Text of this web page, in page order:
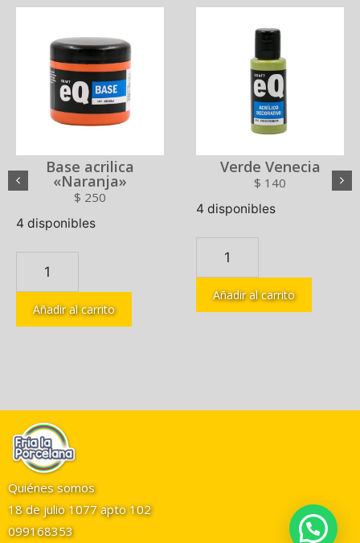
Base acrilica
«Naranja»
$ 250
4 disponibles
Añadir al carrito
Verde Venecia
$ 140
4 disponibles
Añadir al carrito
Quiénes somos
18 de julio 1077 apto 102
099168353